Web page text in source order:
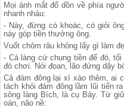
Mọi ánh mắt đổ dồn về phía
nhanh nhảu:
- Này, đừng có khoác, có giỏi
này góp tiền thưởng ông.
Vuốt chỏm râu không lấy gì làm
- Cả làng cứ chung tiền để đó,
đó chơi. Nói đọan, lão đứng dậy
Cả đám đông lại xì xào thêm, ai
tách khỏi đám đông lầm lũi tiến
sông làng Bích, là cụ Bảy. Từ
oán, não nề: